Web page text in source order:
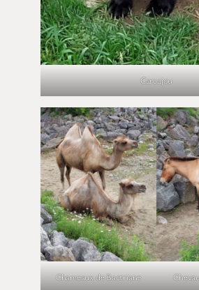
Carcajou
Chameaux de Bactriane